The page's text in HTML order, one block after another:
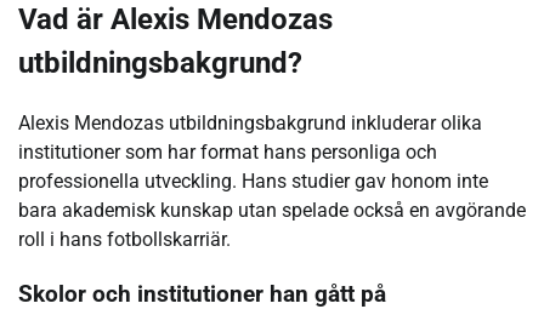
Vad är Alexis Mendozas
utbildningsbakgrund?
Alexis Mendozas utbildningsbakgrund inkluderar olika
institutioner som har format hans personliga och
professionella utveckling. Hans studier gav honom inte
bara akademisk kunskap utan spelade också en avgörande
roll i hans fotbollskarriär.
Skolor och institutioner han gått på